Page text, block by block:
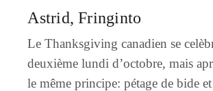
Astrid, Fringinto
Le Thanksgiving canadien se
deuxième lundi d’octobre, mais
le même principe: pétage de bide et